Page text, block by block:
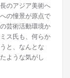
のアジア美術へ
の憧景が原点で
芸術活動環境か
ス氏も、何らか
と、なんとな
ような気がし